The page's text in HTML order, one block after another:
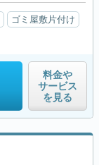
ゴミ屋敷片付け
料金や
サービス
を見る